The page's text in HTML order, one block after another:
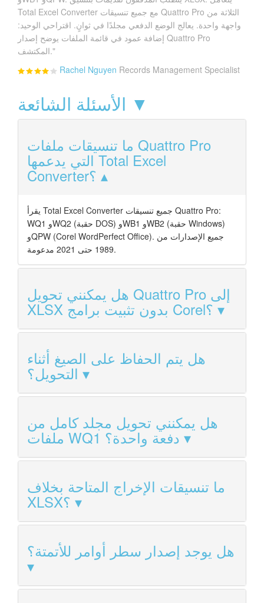
Total Excel Converter مع جميع تنسيقات Quattro Pro الثلاثة من
واجهة واحدة. يعالج الوضع الدفعي مجلدًا في ثوانٍ. اقتراحي الوحيد:
إضافة عمود في قائمة الملفات يوضح إصدار Quattro Pro
المكتشف."
Rachel Nguyen Records Management Specialist
الأسئلة الشائعة ▼
ما تنسيقات ملفات Quattro Pro
التي يدعمها Total Excel
Converter؟
يقرأ Total Excel Converter جميع تنسيقات Quattro Pro:
WQ1 وWQ2 (حقبة DOS) وWB1 وWB2 (حقبة Windows)
وQPW (Corel WordPerfect Office). جميع الإصدارات من
1989 حتى 2021 مدعومة.
هل يمكنني تحويل Quattro Pro إلى
XLSX بدون تثبيت برامج Corel؟
هل يتم الحفاظ على الصيغ أثناء
التحويل؟
هل يمكنني تحويل مجلد كامل من
ملفات WQ1 دفعة واحدة؟
ما تنسيقات الإخراج المتاحة بخلاف
XLSX؟
هل يوجد إصدار سطر أوامر للأتمتة؟